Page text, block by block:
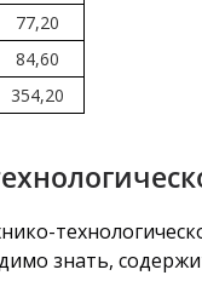
77,20
84,60
354,20
знать,